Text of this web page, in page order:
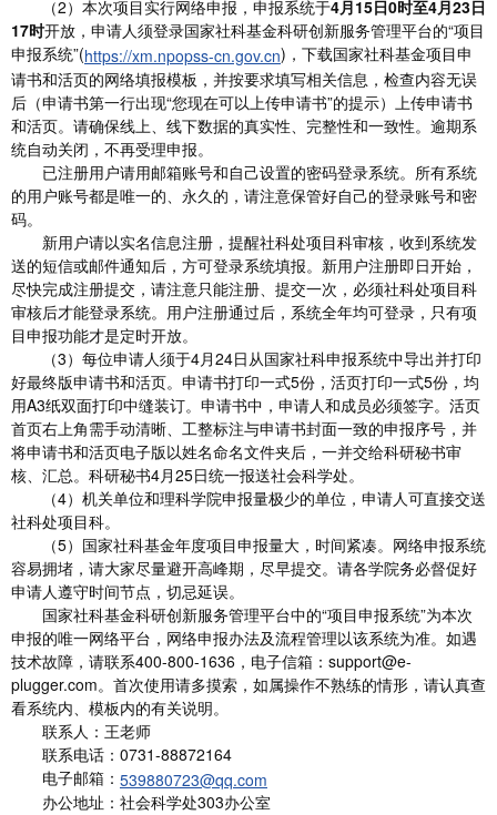
（2）本次项目实行网络申报，申报系统于4月15日0时至4月23日
17时开放，申请人须登录国家社科基金科研创新服务管理平台的“项目
申报系统”(https://xm.npopss-cn.gov.cn)，下载国家社科基金项目申
请书和活页的网络填报模板，并按要求填写相关信息，检查内容无误
后（申请书第一行出现“您现在可以上传申请书”的提示）上传申请书
和活页。请确保线上、线下数据的真实性、完整性和一致性。逾期系
统自动关闭，不再受理申报。
已注册用户请用邮箱账号和自己设置的密码登录系统。所有系统
的用户账号都是唯一的、永久的，请注意保管好自己的登录账号和密
码。
新用户请以实名信息注册，提醒社科处项目科审核，收到系统发
送的短信或邮件通知后，方可登录系统填报。新用户注册即日开始，
尽快完成注册提交，请注意只能注册、提交一次，必须社科处项目科
审核后才能登录系统。用户注册通过后，系统全年均可登录，只有项
目申报功能才是定时开放。
（3）每位申请人须于4月24日从国家社科申报系统中导出并打印
好最终版申请书和活页。申请书打印一式5份，活页打印一式5份，均
用A3纸双面打印中缝装订。申请书中，申请人和成员必须签字。活页
首页右上角需手动清晰、工整标注与申请书封面一致的申报序号，并
将申请书和活页电子版以姓名命名文件夹后，一并交给科研秘书审
核、汇总。科研秘书4月25日统一报送社会科学处。
（4）机关单位和理科学院申报量极少的单位，申请人可直接交送
社科处项目科。
（5）国家社科基金年度项目申报量大，时间紧凑。网络申报系统
容易拥堵，请大家尽量避开高峰期，尽早提交。请各学院务必督促好
申请人遵守时间节点，切忌延误。
国家社科基金科研创新服务管理平台中的“项目申报系统”为本次
申报的唯一网络平台，网络申报办法及流程管理以该系统为准。如遇
技术故障，请联系400-800-1636，电子信箱：support@e-
plugger.com。首次使用请多摸索，如属操作不熟练的情形，请认真查
看系统内、模板内的有关说明。
联系人：王老师
联系电话：0731-88872164
电子邮箱： 539880723@qq.com
办公地址：社会科学处303办公室